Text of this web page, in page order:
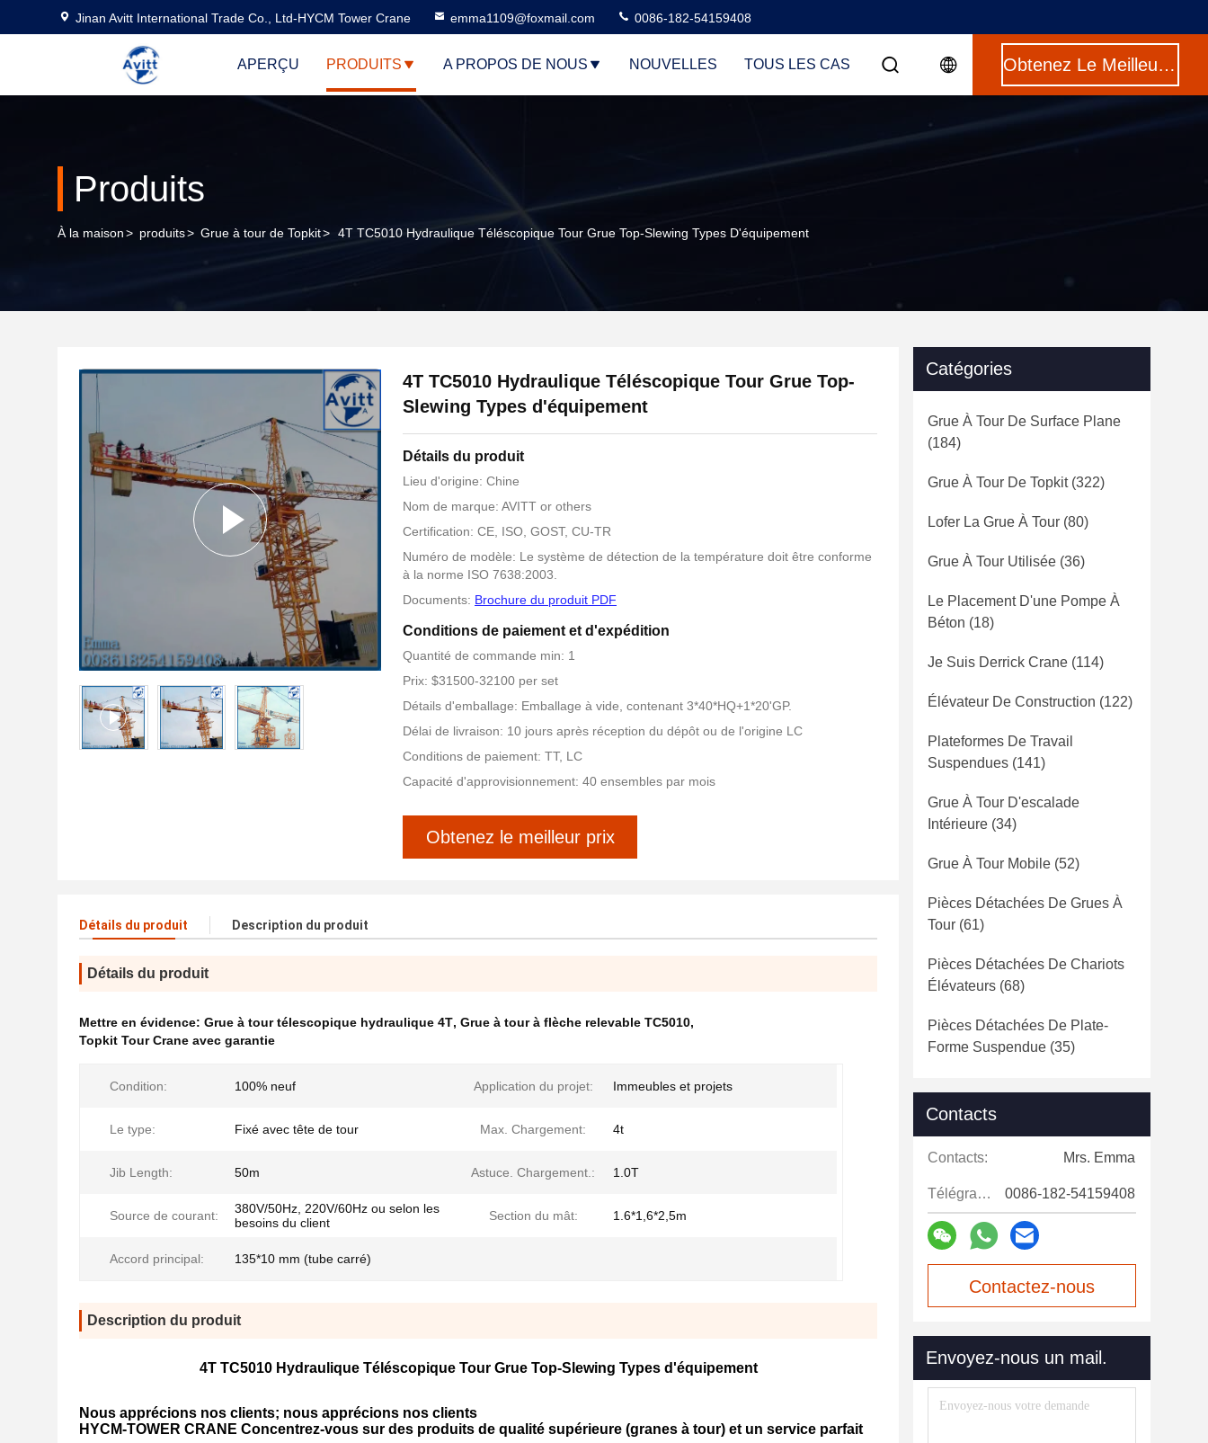
Jinan Avitt International Trade Co., Ltd-HYCM Tower Crane emma1109@foxmail.com 0086-182-54159408
APERÇU PRODUITS A PROPOS DE NOUS NOUVELLES TOUS LES CAS Obtenez Le Meilleur Prix
Produits
À la maison> produits> Grue à tour de Topkit> 4T TC5010 Hydraulique Téléscopique Tour Grue Top-Slewing Types D'équipement
4T TC5010 Hydraulique Téléscopique Tour Grue Top-
Slewing Types d'équipement
Détails du produit
Lieu d'origine: Chine
Nom de marque: AVITT or others
Certification: CE, ISO, GOST, CU-TR
Numéro de modèle: Le système de détection de la température doit être conforme
à la norme ISO 7638:2003.
Documents: Brochure du produit PDF
Conditions de paiement et d'expédition
Quantité de commande min: 1
Prix: $31500-32100 per set
Détails d'emballage: Emballage à vide, contenant 3*40*HQ+1*20'GP.
Délai de livraison: 10 jours après réception du dépôt ou de l'origine LC
Conditions de paiement: TT, LC
Capacité d'approvisionnement: 40 ensembles par mois
Obtenez le meilleur prix
Détails du produit Description du produit
Détails du produit
Mettre en évidence: Grue à tour télescopique hydraulique 4T, Grue à tour à flèche relevable TC5010,
Topkit Tour Crane avec garantie
Condition: 100% neuf Application du projet: Immeubles et projets
Le type: Fixé avec tête de tour Max. Chargement: 4t
Jib Length: 50m Astuce. Chargement.: 1.0T
Source de courant:
380V/50Hz, 220V/60Hz ou selon les
besoins du client
Section du mât: 1.6*1,6*2,5m
Accord principal: 135*10 mm (tube carré)
Description du produit
4T TC5010 Hydraulique Téléscopique Tour Grue Top-Slewing Types d'équipement
Nous apprécions nos clients; nous apprécions nos clients
HYCM-TOWER CRANE Concentrez-vous sur des produits de qualité supérieure (granes à tour) et un service parfait
Catégories
Grue À Tour De Surface Plane
(184)
Grue À Tour De Topkit(322)
Lofer La Grue À Tour (80)
Grue À Tour Utilisée (36)
Le Placement D'une Pompe À
Béton (18)
Je Suis Derrick Crane (114)
Élévateur De Construction (122)
Plateformes De Travail
Suspendues (141)
Grue À Tour D'escalade
Intérieure (34)
Grue À Tour Mobile (52)
Pièces Détachées De Grues À
Tour (61)
Pièces Détachées De Chariots
Élévateurs (68)
Pièces Détachées De Plate-
Forme Suspendue (35)
Contacts
Contacts: Mrs. Emma
Télégramme: 0086-182-54159408
Contactez-nous
Envoyez-nous un mail.